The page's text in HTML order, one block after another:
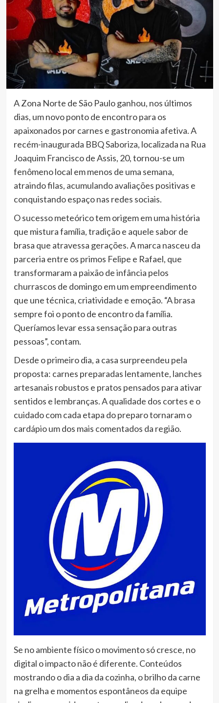
A Zona Norte de São Paulo ganhou, nos últimos
dias, um novo ponto de encontro para os
apaixonados por carnes e gastronomia afetiva. A
recém-inaugurada BBQ Saboriza, localizada na Rua
Joaquim Francisco de Assis, 20, tornou-se um
fenômeno local em menos de uma semana,
atraindo filas, acumulando avaliações positivas e
conquistando espaço nas redes sociais.
O sucesso meteórico tem origem em uma história
que mistura família, tradição e aquele sabor de
brasa que atravessa gerações. A marca nasceu da
parceria entre os primos Felipe e Rafael, que
transformaram a paixão de infância pelos
churrascos de domingo em um empreendimento
que une técnica, criatividade e emoção. “A brasa
sempre foi o ponto de encontro da família.
Queríamos levar essa sensação para outras
pessoas”, contam.
Desde o primeiro dia, a casa surpreendeu pela
proposta: carnes preparadas lentamente, lanches
artesanais robustos e pratos pensados para ativar
sentidos e lembranças. A qualidade dos cortes e o
cuidado com cada etapa do preparo tornaram o
cardápio um dos mais comentados da região.
Se no ambiente físico o movimento só cresce, no
digital o impacto não é diferente. Conteúdos
mostrando o dia a dia da cozinha, o brilho da carne
na grelha e momentos espontâneos da equipe